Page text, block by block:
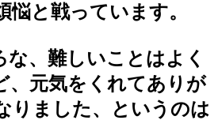
悩と戦っています。
、難しいことはよく
、元気をくれてありが
りました、というのは